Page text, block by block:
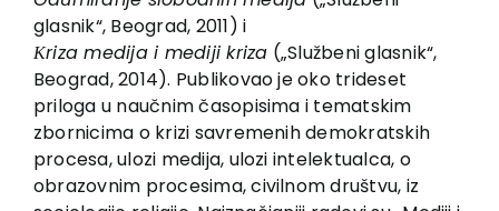
Vesti
EU PROJEKTI
Kontakt
glasnik“, Beograd, 2011) i
Кriza medija i mediji kriza („Službeni glasnik“,
Beograd, 2014). Publikovao je oko trideset
priloga u naučnim časopisima i tematskim
zbornicima o krizi savremenih demokratskih
procesa, ulozi medija, ulozi intelektualca, o
obrazovnim procesima, civilnom društvu, iz